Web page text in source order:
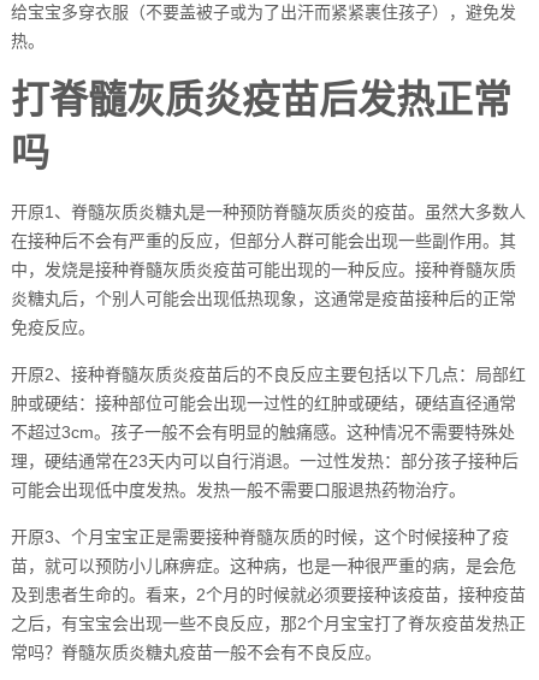
给宝宝多穿衣服（不要盖被子或为了出汗而紧紧裹住孩子），避免发
热。
打脊髓灰质炎疫苗后发热正常
吗
开原1、脊髓灰质炎糖丸是一种预防脊髓灰质炎的疫苗。虽然大多数人
在接种后不会有严重的反应，但部分人群可能会出现一些副作用。其
中，发烧是接种脊髓灰质炎疫苗可能出现的一种反应。接种脊髓灰质
炎糖丸后，个别人可能会出现低热现象，这通常是疫苗接种后的正常
免疫反应。
开原2、接种脊髓灰质炎疫苗后的不良反应主要包括以下几点：局部红
肿或硬结：接种部位可能会出现一过性的红肿或硬结，硬结直径通常
不超过3cm。孩子一般不会有明显的触痛感。这种情况不需要特殊处
理，硬结通常在23天内可以自行消退。一过性发热：部分孩子接种后
可能会出现低中度发热。发热一般不需要口服退热药物治疗。
开原3、个月宝宝正是需要接种脊髓灰质的时候，这个时候接种了疫
苗，就可以预防小儿麻痹症。这种病，也是一种很严重的病，是会危
及到患者生命的。看来，2个月的时候就必须要接种该疫苗，接种疫苗
之后，有宝宝会出现一些不良反应，那2个月宝宝打了脊灰疫苗发热正
常吗？脊髓灰质炎糖丸疫苗一般不会有不良反应。